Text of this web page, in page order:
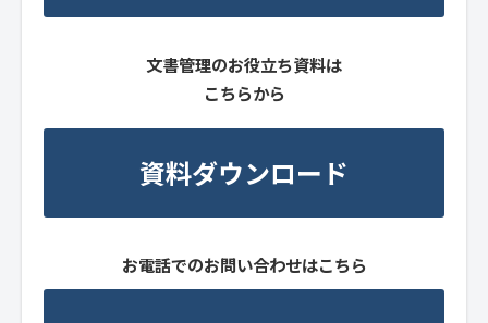
文書管理のお役立ち資料は
こちらから
資料ダウンロード
お電話でのお問い合わせはこちら